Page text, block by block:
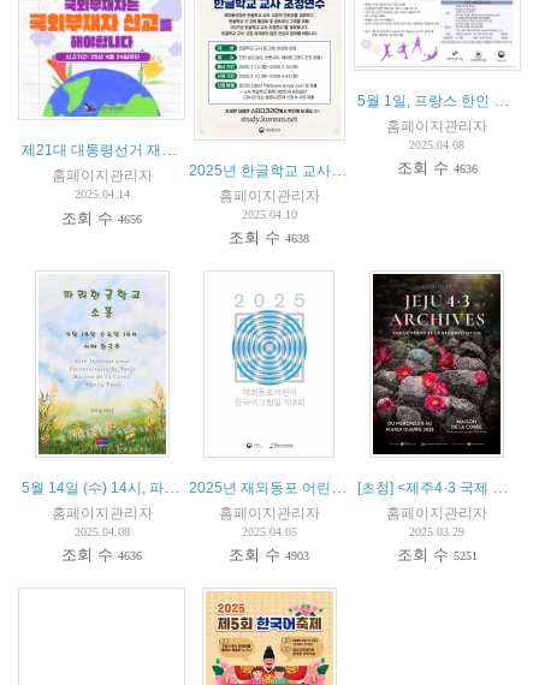
제21대 대통령선거 재외선거 안내
홈페이지관리자
2025.04.14
조회 수4656
홈페이지관리자
2025.04.10
조회 수4638
홈페이지관리자
2025.04.08
조회 수 4636
홈페이지관리자
2025.04.08
조회 수4636
홈페이지관리자
2025.04.05
조회 수4903
홈페이지관리자
2025.03.29
조회 수 5251